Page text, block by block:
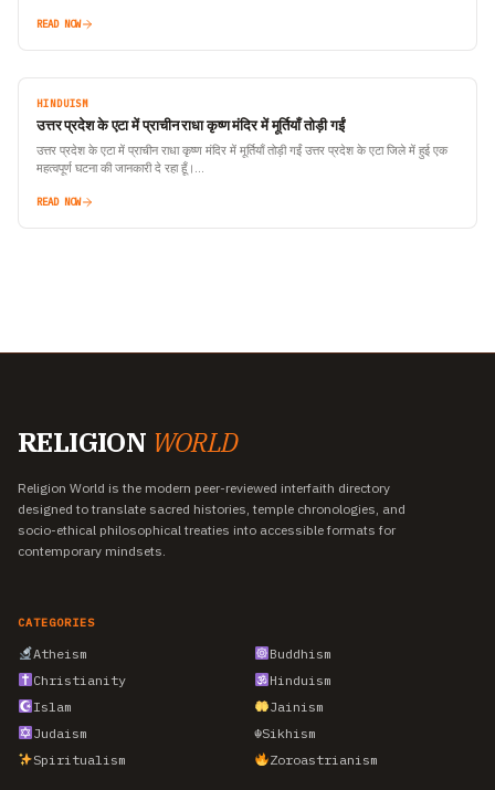
READ NOW
HINDUISM
उत्तर प्रदेश के एटा में प्राचीन राधा कृष्ण मंदिर में मूर्तियाँ तोड़ी गईं
उत्तर प्रदेश के एटा में प्राचीन राधा कृष्ण मंदिर में मूर्तियाँ तोड़ी गईं उत्तर प्रदेश के एटा जिले में हुई एक
महत्वपूर्ण घटना की जानकारी दे रहा हूँ।…
READ NOW
RELIGION WORLD
Religion World is the modern peer-reviewed interfaith directory
designed to translate sacred histories, temple chronologies, and
socio-ethical philosophical treaties into accessible formats for
contemporary mindsets.
CATEGORIES
Atheism
Buddhism
Christianity
Hinduism
Islam
Jainism
Judaism
☬Sikhism
Spiritualism
Zoroastrianism